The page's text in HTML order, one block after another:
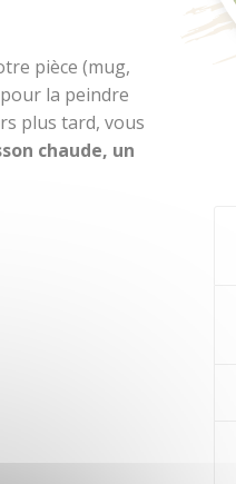
pièce (mug,
la peindre
plus tard, vous
chaude, un